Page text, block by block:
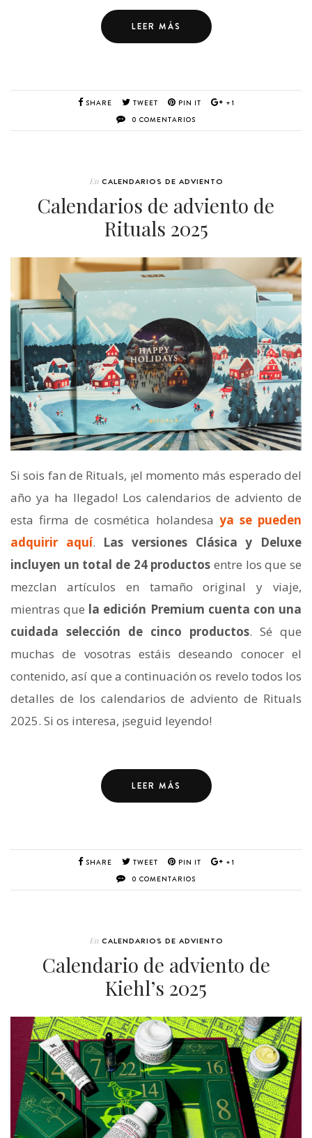
LEER MÁS
SHARE TWEET PIN IT
+1
0 COMENTARIOS
En CALENDARIOS DE ADVIENTO
Calendarios de adviento de
Rituals 2025
Si sois fan de Rituals, ¡el momento más esperado del
año ya ha llegado! Los calendarios de adviento de
esta firma de cosmética holandesa ya se pueden
adquirir aquí. Las versiones Clásica y Deluxe
incluyen un total de 24 productos entre los que se
mezclan artículos en tamaño original y viaje,
mientras que la edición Premium cuenta con una
cuidada selección de cinco productos. Sé que
muchas de vosotras estáis deseando conocer el
contenido, así que a continuación os revelo todos los
detalles de los calendarios de adviento de Rituals
2025. Si os interesa, ¡seguid leyendo!
LEER MÁS
SHARE TWEET PIN IT
+1
0 COMENTARIOS
En CALENDARIOS DE ADVIENTO
Calendario de adviento de
Kiehl’s 2025